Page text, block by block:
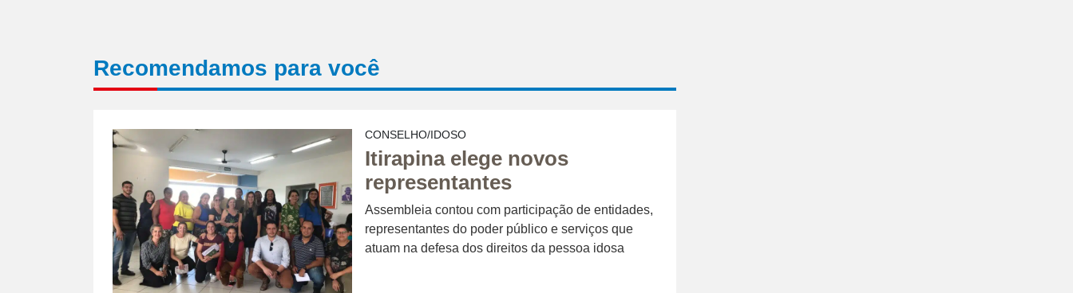
Recomendamos para você
CONSELHO/IDOSO
Itirapina elege novos
representantes
Assembleia contou com participação de entidades,
representantes do poder público e serviços que
atuam na defesa dos direitos da pessoa idosa